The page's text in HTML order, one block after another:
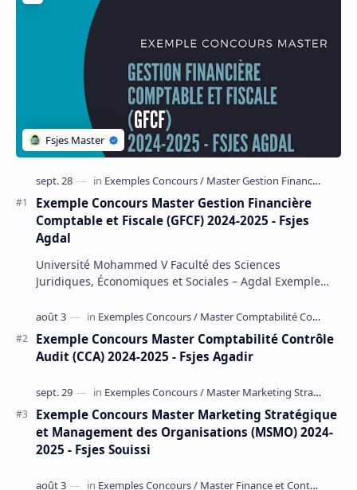
Exemple Concours Master Gestion Financière
Comptable et Fiscale (GFCF) 2024-2025 - Fsjes
Agdal
Université Mohammed V Faculté des Sciences
Juridiques, Économiques et Sociales – Agdal Exemple
Exemple Concours Master Comptabilité Contrôle
Audit (CCA) 2024-2025 - Fsjes Agadir
Exemple Concours Master Marketing Stratégique
et Management des Organisations (MSMO) 2024-
2025 - Fsjes Souissi